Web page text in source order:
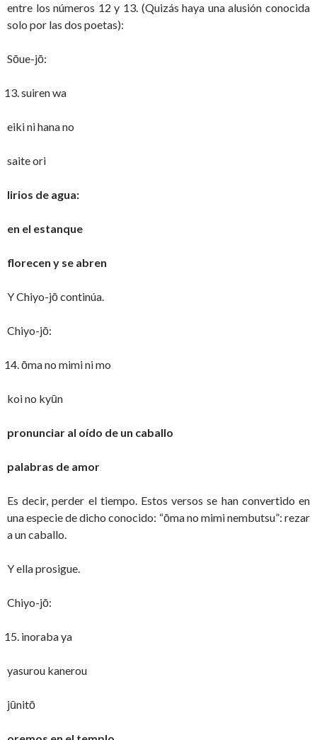
entre los números 12 y 13. (Quizás haya una alusión conocida
solo por las dos poetas):
Sōue-jō:
suiren wa
eiki ni hana no
saite ori
lirios de agua:
en el estanque
florecen y se abren
Y Chiyo-jō continúa.
Chiyo-jō:
ōma no mimi ni mo
koi no kyūn
pronunciar al oído de un caballo
palabras de amor
Es decir, perder el tiempo. Estos versos se han convertido en
una especie de dicho conocido: “ōma no mimi nembutsu”: rezar
a un caballo.
Y ella prosigue.
Chiyo-jō:
inoraba ya
yasurou kanerou
jūnitō